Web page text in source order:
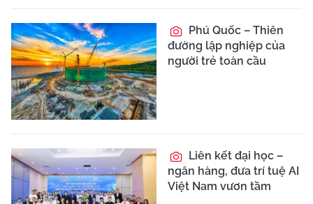
Phú Quốc – Thiên
đường lập nghiệp của
người trẻ toàn cầu
Liên kết đại học –
ngân hàng, đưa trí tuệ AI
Việt Nam vươn tầm